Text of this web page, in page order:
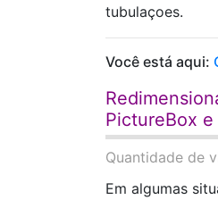
tubulaçoes.
Você está aqui:
PictureBox
Quantidade de
Em algumas